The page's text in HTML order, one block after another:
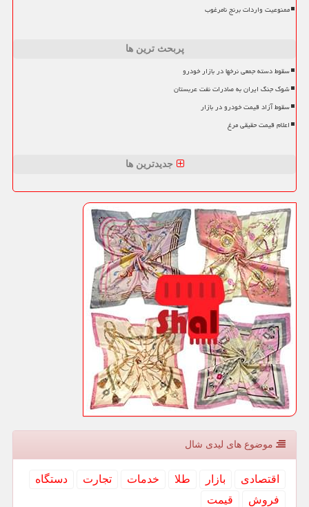
ممنوعیت واردات برنج نامرغوب
پربحث ترین ها
سقوط دسته جمعی نرخها در بازار خودرو
شوک جنگ ایران به صادرات نفت عربستان
سقوط آزاد قیمت خودرو در بازار
اعلام قیمت حقیقی مرغ
جدیدترین ها
موضوع های لیدی شال
اقتصادی بازار طلا خدمات تجارت
دستگاه
فروش
قیمت